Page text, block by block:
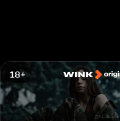
18+